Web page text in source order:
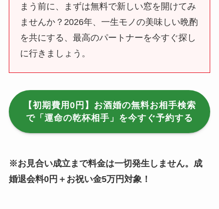
まう前に、まずは無料で新しい窓を開けてみ
ませんか？2026年、一生モノの美味しい晩酌
を共にする、最高のパートナーを今すぐ探し
に行きましょう。
【初期費用0円】お酒婚の無料お相手検索
で「運命の乾杯相手」を今すぐ予約する
※お見合い成立まで料金は一切発生しません。成
婚退会料0円＋お祝い金5万円対象！